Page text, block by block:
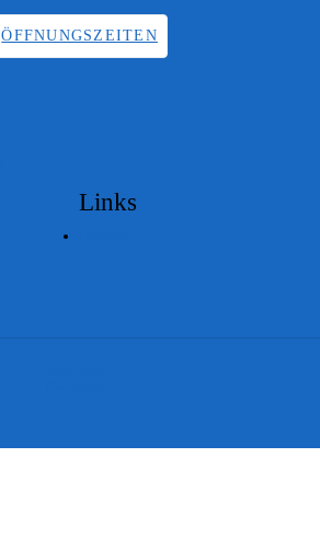
ÖFFNUNGSZEITEN
Links